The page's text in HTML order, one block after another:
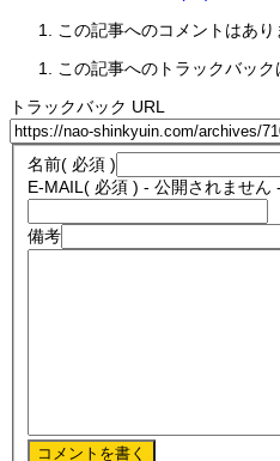
この記事へのコメントはあり
この記事へのトラックバック
トラックバック URL
名前( 必須 )
E-MAIL ( 必須 ) - 公開されません -
備考